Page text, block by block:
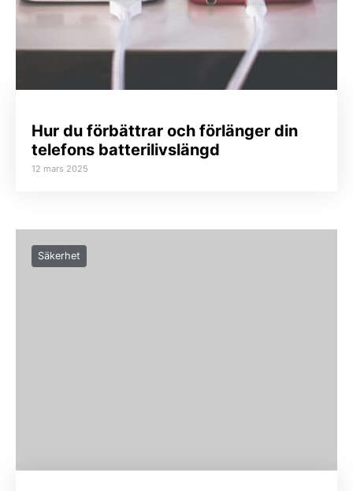
Hur du förbättrar och förlänger din
telefons batterilivslängd
12 mars 2025
Säkerhet